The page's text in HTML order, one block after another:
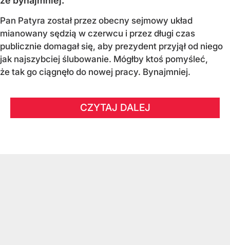
Pan Patyra został przez obecny sejmowy układ
mianowany sędzią w czerwcu i przez długi czas
publicznie domagał się, aby prezydent przyjął od niego
jak najszybciej ślubowanie. Mógłby ktoś pomyśleć,
że tak go ciągnęło do nowej pracy. Bynajmniej.
CZYTAJ DALEJ